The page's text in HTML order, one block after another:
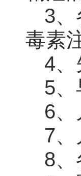
3
毒素
4
5
6
7
8